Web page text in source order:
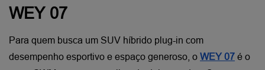
WEY 07
Para quem busca um SUV híbrido plug-in com
desempenho esportivo e espaço generoso, o WEY 07 é o